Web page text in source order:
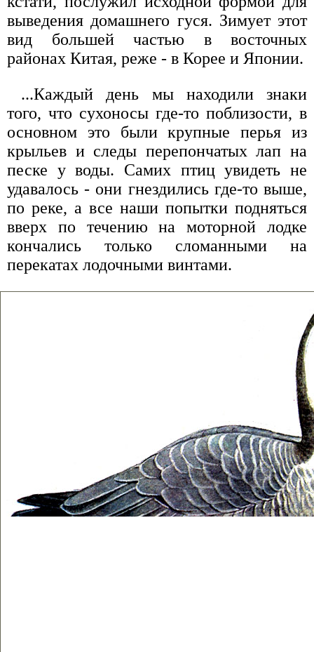
выведения домашнего гуся. Зимует этот
вид большей частью в восточных
районах Китая, реже - в Корее и Японии.
...Каждый день мы находили знаки
того, что сухоносы где-то поблизости, в
основном это были крупные перья из
крыльев и следы перепончатых лап на
песке у воды. Самих птиц увидеть не
удавалось - они гнездились где-то выше,
по реке, а все наши попытки подняться
вверх по течению на моторной лодке
кончались только сломанными на
перекатах лодочными винтами.